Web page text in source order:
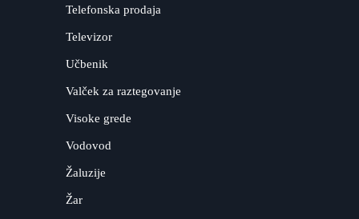
Telefonska prodaja
Televizor
Učbenik
Valček za raztegovanje
Visoke grede
Vodovod
Žaluzije
Žar